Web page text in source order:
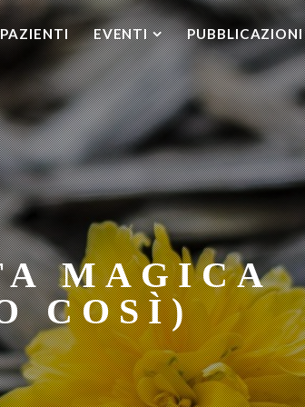
EVENTI PUBBLICAZIONI
MAGICA
COSÌ)